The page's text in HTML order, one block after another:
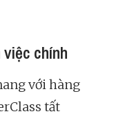
chính
với hàng
tất